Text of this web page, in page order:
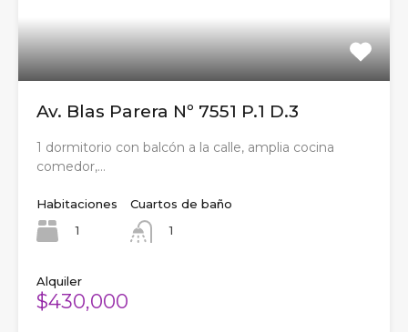
Av. Blas Parera Nº 7551 P.1 D.3
1 dormitorio con balcón a la calle, amplia cocina
comedor,…
Habitaciones
1
Cuartos de baño
1
Alquiler
$430,000